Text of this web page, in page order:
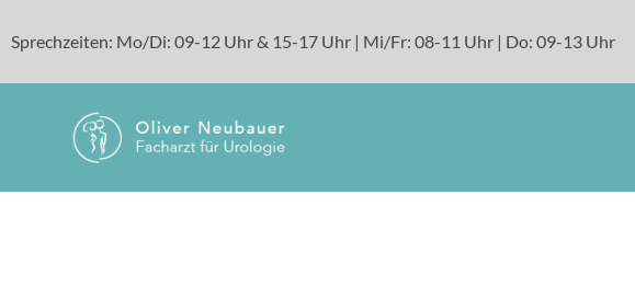
Sprechzeiten: Mo/Di: 09-12 Uhr & 15-17 Uhr | Mi/Fr: 08-11 Uhr | Do: 09-13 Uhr